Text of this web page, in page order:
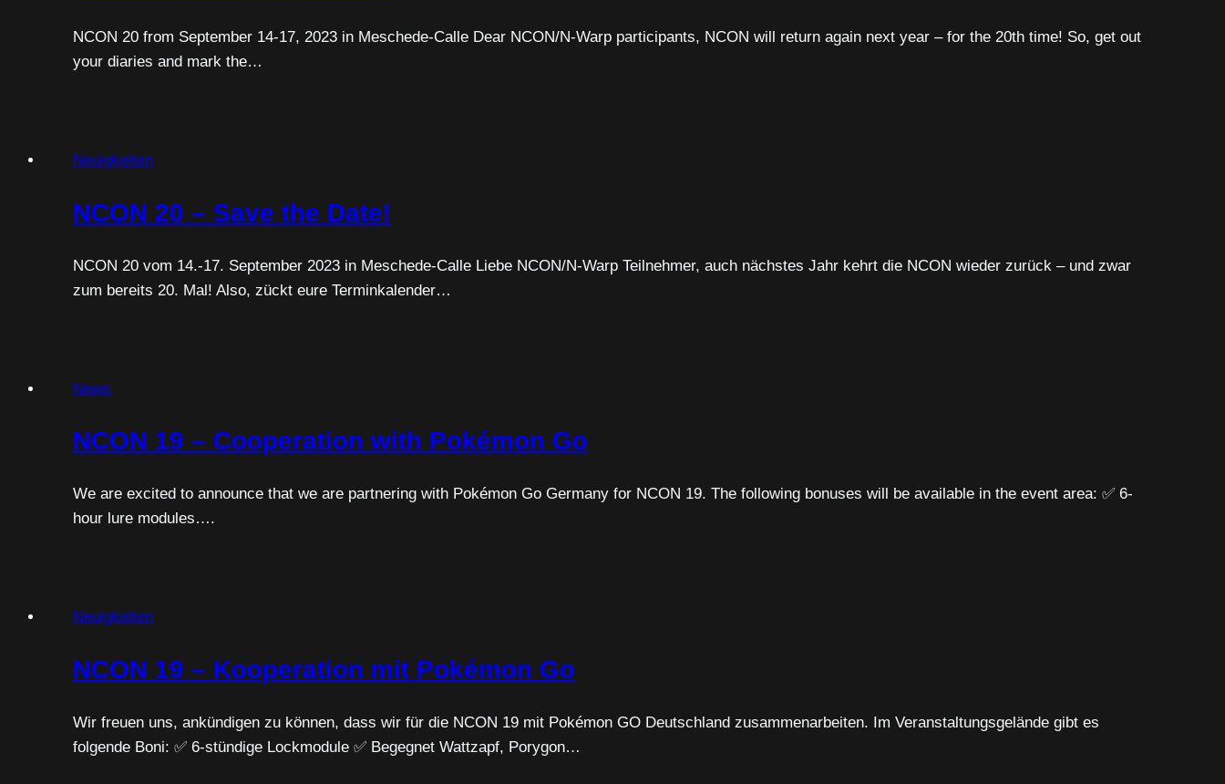
NCON 20 from September 14-17, 2023 in Meschede-Calle Dear NCON/N-Warp participants, NCON will return again next year – for the 20th time! So, get out
your diaries and mark the…
Neuigkeiten
NCON 20 – Save the Date!
NCON 20 vom 14.-17. September 2023 in Meschede-Calle Liebe NCON/N-Warp Teilnehmer, auch nächstes Jahr kehrt die NCON wieder zurück – und zwar
zum bereits 20. Mal! Also, zückt eure Terminkalender…
News
NCON 19 – Cooperation with Pokémon Go
We are excited to announce that we are partnering with Pokémon Go Germany for NCON 19. The following bonuses will be available in the event area: ✅ 6-
hour lure modules….
Neuigkeiten
NCON 19 – Kooperation mit Pokémon Go
Wir freuen uns, ankündigen zu können, dass wir für die NCON 19 mit Pokémon GO Deutschland zusammenarbeiten. Im Veranstaltungsgelände gibt es
folgende Boni: ✅ 6-stündige Lockmodule ✅ Begegnet Wattzapf, Porygon…